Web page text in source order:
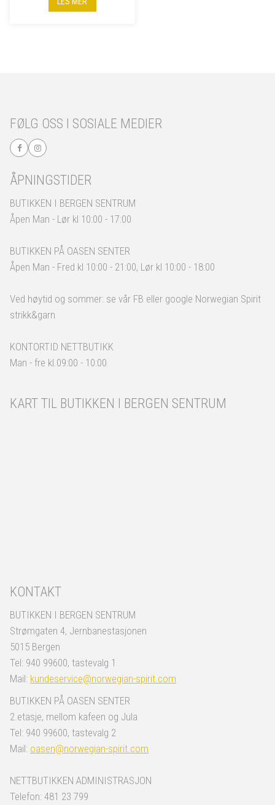
FØLG OSS I SOSIALE MEDIER
ÅPNINGSTIDER
BUTIKKEN I BERGEN SENTRUM
Åpen Man - Lør kl 10:00 - 17:00
BUTIKKEN PÅ OASEN SENTER
Åpen Man - Fred kl 10:00 - 21:00, Lør kl 10:00 - 18:00
Ved høytid og sommer: se vår FB eller google Norwegian Spirit
strikk&garn
KONTORTID NETTBUTIKK
Man - fre kl.09:00 - 10:00
KART TIL BUTIKKEN I BERGEN SENTRUM
KONTAKT
BUTIKKEN I BERGEN SENTRUM
Strømgaten 4, Jernbanestasjonen
5015 Bergen
Tel: 940 99600, tastevalg 1
Mail: kundeservice@norwegian-spirit.com
BUTIKKEN PÅ OASEN SENTER
2.etasje, mellom kafeen og Jula
Tel: 940 99600, tastevalg 2
Mail: oasen@norwegian-spirit.com
NETTBUTIKKEN ADMINISTRASJON
Telefon: 481 23 799